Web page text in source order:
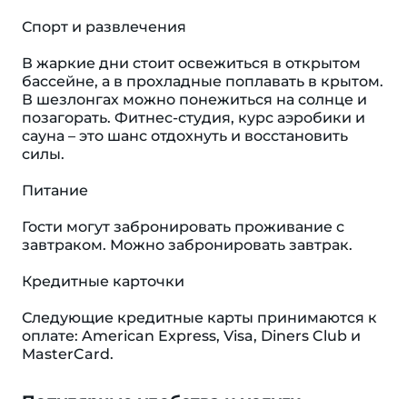
Спорт и развлечения
В жаркие дни стоит освежиться в открытом
бассейне, а в прохладные поплавать в крытом.
В шезлонгах можно понежиться на солнце и
позагорать. Фитнес-студия, курс аэробики и
сауна – это шанс отдохнуть и восстановить
силы.
Питание
Гости могут забронировать проживание с
завтраком. Можно забронировать завтрак.
Кредитные карточки
Следующие кредитные карты принимаются к
оплате: American Express, Visa, Diners Club и
MasterCard.